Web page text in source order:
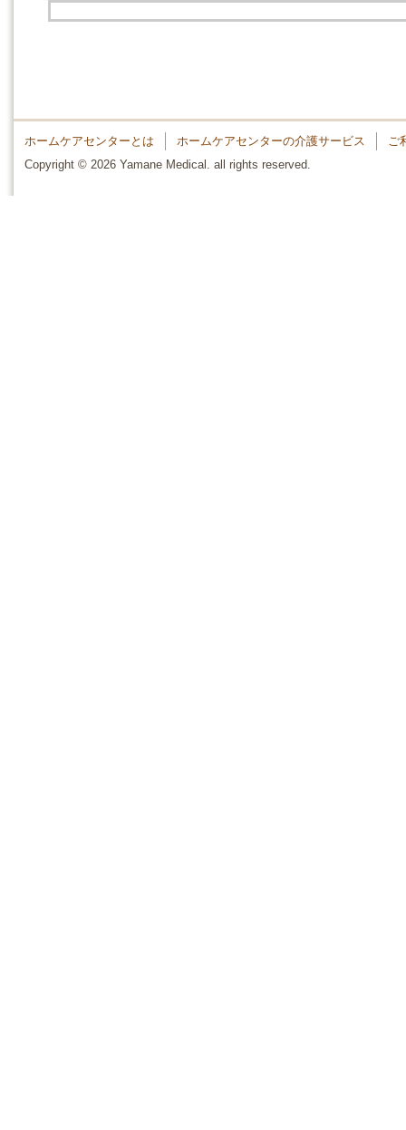
ホームケアセンターとは ホームケアセンターの介護サービス
ご
Copyright © 2026 Yamane Medical. all rights reserved.